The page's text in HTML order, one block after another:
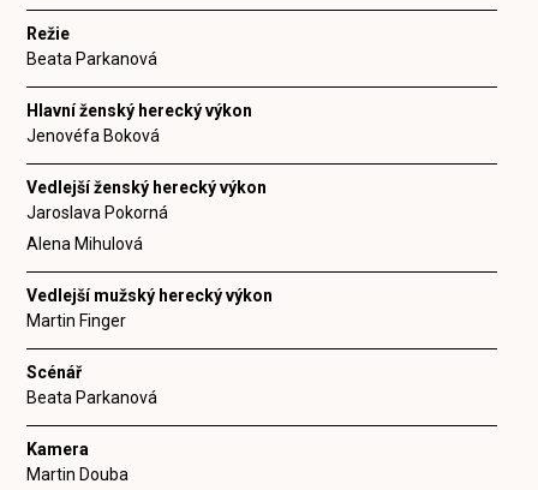
Režie
Beata Parkanová
Hlavní ženský herecký výkon
Jenovéfa Boková
Vedlejší ženský herecký výkon
Jaroslava Pokorná
Alena Mihulová
Vedlejší mužský herecký výkon
Martin Finger
Scénář
Beata Parkanová
Kamera
Martin Douba